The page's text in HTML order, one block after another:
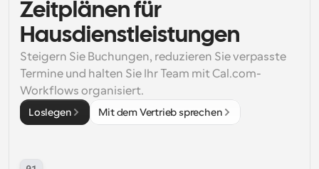
Zeitplänen für
Hausdienstleistungen
Steigern Sie Buchungen, reduzieren Sie verpasste
Termine und halten Sie Ihr Team mit Cal.com-
Workflows organisiert.
Loslegen Mit dem Vertrieb sprechen